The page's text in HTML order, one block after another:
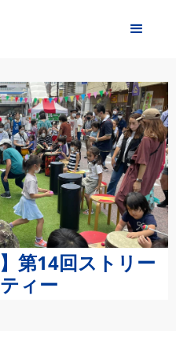
第14回ストリー
ィー